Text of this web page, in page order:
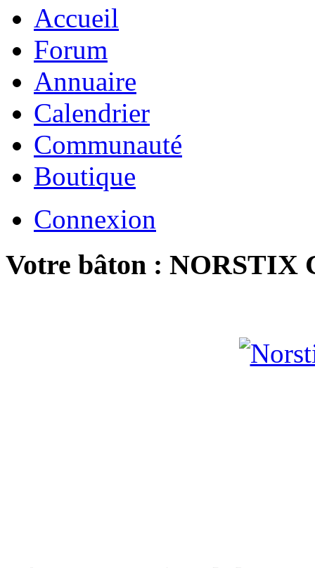
Accueil
Forum
Annuaire
Calendrier
Communauté
Boutique
Connexion
Votre bâton : NORSTIX